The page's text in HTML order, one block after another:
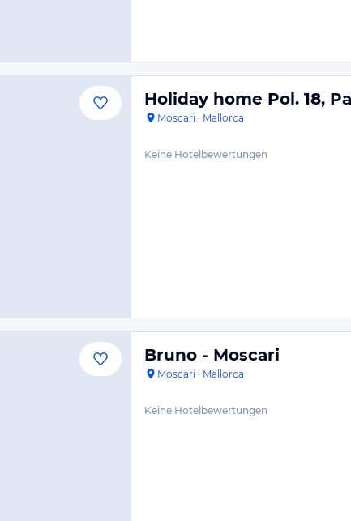
Holiday home Pol. 18,
Moscari · Mallorca
Keine Hotelbewertungen
Bruno - Moscari
Moscari · Mallorca
Keine Hotelbewertungen